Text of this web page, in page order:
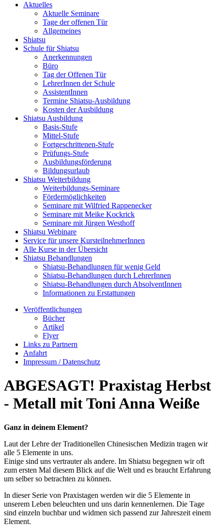
Aktuelles
Aktuelle Seminare
Tage der offenen Tür
Allgemeines
Shiatsu
Schule für Shiatsu
Anerkennungen
Büro
Tag der Offenen Tür
LehrerInnen der Schule
AssistentInnen
Termine Shiatsu-Ausbildung
Kosten der Ausbildung
Shiatsu Ausbildung
Basis-Stufe
Mittel-Stufe
Fortgeschrittenen-Stufe
Prüfungs-Stufe
Ausbildungsförderung
Bildungsurlaub
Shiatsu Weiterbildung
Weiterbildungs-Seminare
Fördermöglichkeiten
Seminare mit Wilfried Rappenecker
Seminare mit Meike Kockrick
Seminare mit Jürgen Westhoff
Shiatsu Webinare
Service für unsere KursteilnehmerInnen
Alle Kurse in der Übersicht
Shiatsu Behandlungen
Shiatsu-Behandlungen für wenig Geld
Shiatsu-Behandlungen durch LehrerInnen
Shiatsu-Behandlungen durch AbsolventInnen
Informationen zu Erstattungen
Veröffentlichungen
Bücher
Artikel
Flyer
Links zu Partnern
Anfahrt
Impressum / Datenschutz
ABGESAGT! Praxistag Herbst
- Metall mit Toni Anna Weiße
Ganz in deinem Element?
Laut der Lehre der Traditionellen Chinesischen Medizin tragen wir
alle 5 Elemente in uns.
Einige sind uns vertrauter als andere. Im Shiatsu begegnen wir oft
zum ersten Mal diesem Blick auf die Welt und es braucht Erfahrung
um selber so betrachten zu können.
In dieser Serie von Praxistagen werden wir die 5 Elemente in
unserem Leben beleuchten und uns darin kennenlernen. Die Tage
sind einzeln buchbar und widmen sich passend zur Jahreszeit einem
Element.